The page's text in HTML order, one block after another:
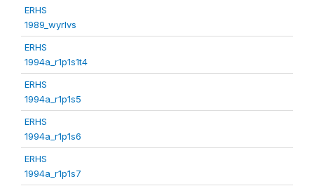
ERHS
1989_wyrlvs
ERHS
1994a_r1p1s1t4
ERHS
1994a_r1p1s5
ERHS
1994a_r1p1s6
ERHS
1994a_r1p1s7